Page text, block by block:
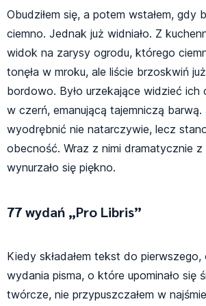
Obudziłem się, a potem wstałem, gdy
ciemno. Jednak już widniało. Z
widok na zarysy ogrodu, którego
tonęła w mroku, ale liście brzoskwiń
bordowo. Było urzekające widzieć ich
w czerń, emanującą tajemniczą barwą.
wyodrębnić nie natarczywie, lecz
obecność. Wraz z nimi dramatycznie z
wynurzało się piękno.
77 wydań „Pro Libris”
Kiedy składałem tekst do
wydania pisma, o które upominało się
twórcze, nie przypuszczałem w